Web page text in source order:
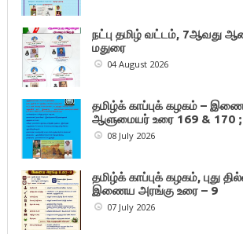
நட்பு தமிழ் வட்டம், 7ஆவது
மதுரை
04 August 2026
தமிழ்க் காப்புக் கழகம் –
ஆளுமையர் உரை 169 & 170
08 July 2026
தமிழ்க் காப்புக் கழகம், புது
இணைய அரங்கு உரை – 9
07 July 2026